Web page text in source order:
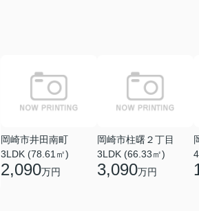
岡崎市井田南町
3LDK (78.61㎡)
2,090万円
岡崎市柱曙２丁目
3LDK (66.33㎡)
3,090万円